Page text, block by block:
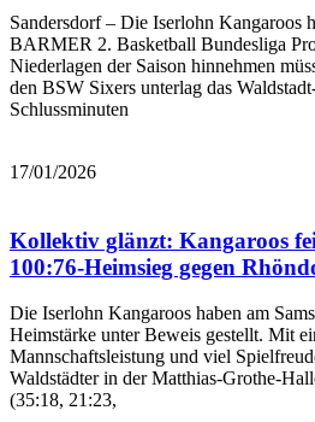
Sandersdorf – Die Iserlohn Kangaroos
BARMER 2. Basketball Bundesliga
Niederlagen der Saison hinnehmen
den BSW Sixers unterlag das
Schlussminuten
17/01/2026
Kollektiv glänzt: Kangaroos
100:76-Heimsieg gegen
Die Iserlohn Kangaroos haben am
Heimstärke unter Beweis gestellt. Mit
Mannschaftsleistung und viel
Waldstädter in der Matthias-Grothe-
(35:18, 21:23,